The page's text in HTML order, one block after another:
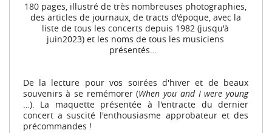
180 pages, illustré de très nombreuses photographies,
des articles de journaux, de tracts d'époque, avec la
liste de tous les concerts depuis 1982 (jusqu'à
juin2023) et les noms de tous les musiciens
présentés…
De la lecture pour vos soirées d'hiver et de beaux
souvenirs à se remémorer (When you and I were young
…). La maquette présentée à l'entracte du dernier
concert a suscité l'enthousiasme approbateur et des
précommandes !